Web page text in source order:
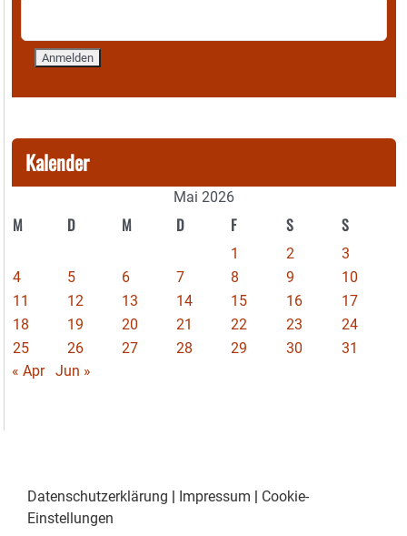
Kalender
Mai 2026
M D M D F S S
1 2
3
4
5 6 7 8 9
10
11
12 13 14 15 16
17
18
19 20 21 22 23
24
25
26 27 28 29 30
31
« Apr
Jun »
Datenschutzerklärung | Impressum | Cookie-
Einstellungen